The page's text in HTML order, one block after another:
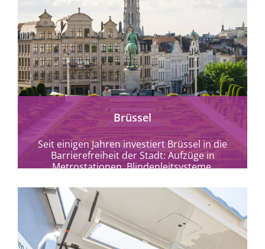
mehr erfahren
Brüssel
Seit einigen Jahren investiert Brüssel in die
Barrierefreiheit der Stadt: Aufzüge in
Metrostationen, Blindenleitsysteme,
speziell ausgestattete Taxis...